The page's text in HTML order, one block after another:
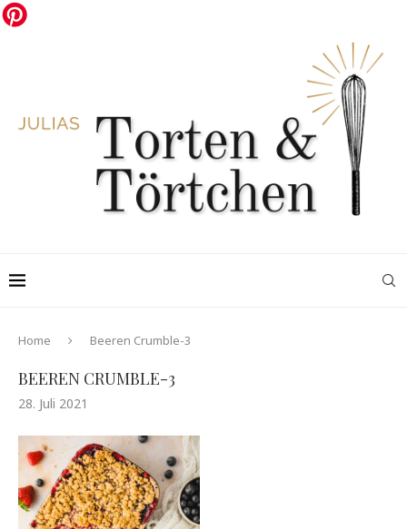
Home Beeren Crumble-3
BEEREN CRUMBLE-3
28. Juli 2021